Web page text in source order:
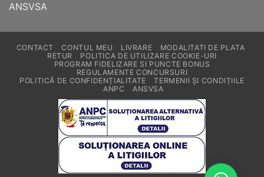
ANSVSA
CONTACT CONTUL MEU LIVRARE
MODALITATI DE PLATA
RETUR
POLITICA DE UTILIZARE COOKIE-URI
PROGRAM FIDELIZARE SI PUNCTE BONUS
REGULAMENTE CONCURSURI
POLITICĂ DE CONFIDENȚIALITATE
TERMENII ȘI CONDIȚIILE
ANPC
ANSVSA